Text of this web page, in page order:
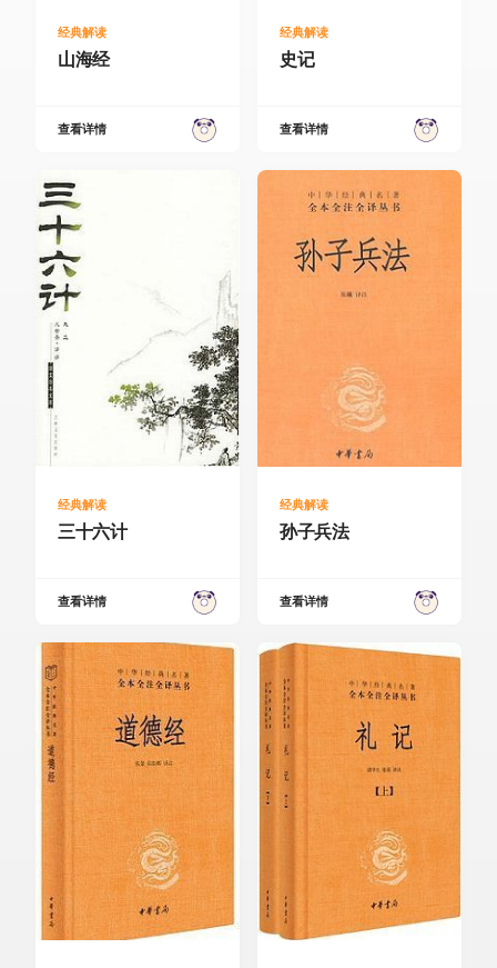
经典解读
山海经
查看详情
经典解读
史记
查看详情
经典解读
三十六计
查看详情
经典解读
孙子兵法
查看详情